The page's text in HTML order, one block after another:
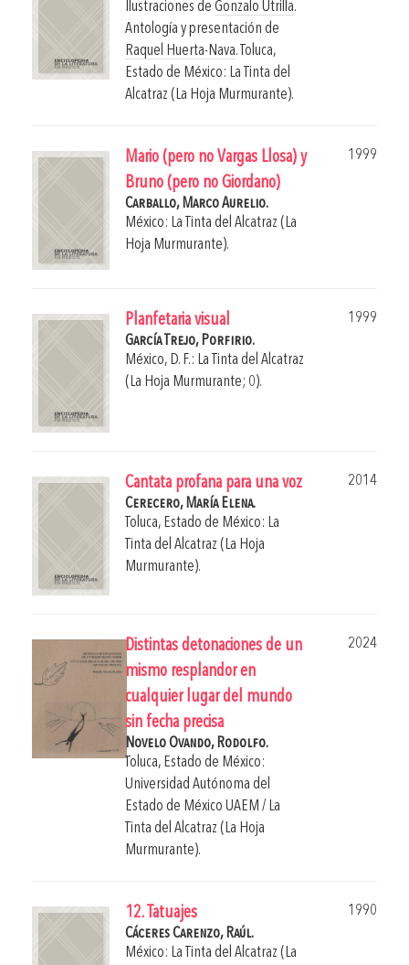
Ilustraciones de Gonzalo Utrilla.
Antología y presentación de
Raquel Huerta-Nava. Toluca,
Estado de México: La Tinta del
Alcatraz (La Hoja Murmurante).
Mario (pero no Vargas Llosa) y
Bruno (pero no Giordano)
1999
Carballo, Marco Aurelio.
México: La Tinta del Alcatraz (La
Hoja Murmurante).
Planfetaria visual
1999
García Trejo, Porfirio.
México, D. F.: La Tinta del Alcatraz
(La Hoja Murmurante; 0).
Cantata profana para una voz
2014
Cerecero, María Elena.
Toluca, Estado de México: La
Tinta del Alcatraz (La Hoja
Murmurante).
Distintas detonaciones de un
mismo resplandor en
cualquier lugar del mundo
sin fecha precisa
2024
Novelo Ovando, Rodolfo.
Toluca, Estado de México:
Universidad Autónoma del
Estado de México UAEM / La
Tinta del Alcatraz (La Hoja
Murmurante).
12. Tatuajes
1990
Cáceres Carenzo, Raúl.
México: La Tinta del Alcatraz (La